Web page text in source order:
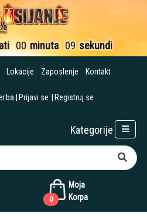
00 minuta 09 sekundi
Lokacije Zaposlenje Kontakt
Prijavi se Registruj se
Moja
Korpa
0
Kategorije